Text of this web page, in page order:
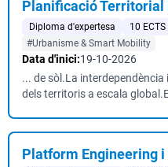
Planificació Territorial
Diploma d'expertesa 10 ECTS
#Urbanisme & Smart Mobility
Data d'inici:19-10-2026
... de sòl.La
dels territoris a escala
Platform Engineering i